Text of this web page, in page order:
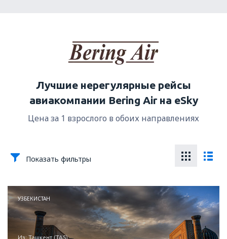
Лучшие нерегулярные рейсы
авиакомпании Bering Air на eSky
Цена за 1 взрослого в обоих направлениях
Показать фильтры
УЗБЕКИСТАН
из: Ташкент (TAS)